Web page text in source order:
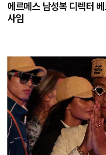
에르메스 남성복 디렉터
사임